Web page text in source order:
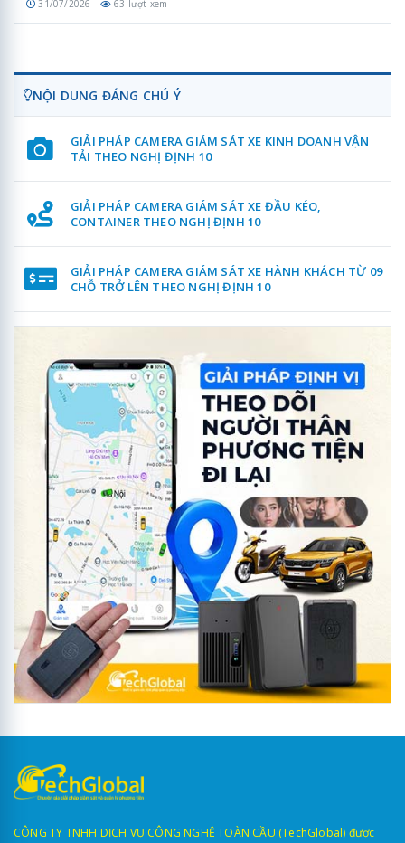
31/07/2026 63 lượt xem
NỘI DUNG ĐÁNG CHÚ Ý
GIẢI PHÁP CAMERA GIÁM SÁT XE KINH DOANH VẬN
TẢI THEO NGHỊ ĐỊNH 10
GIẢI PHÁP CAMERA GIÁM SÁT XE ĐẦU KÉO,
CONTAINER THEO NGHỊ ĐỊNH 10
GIẢI PHÁP CAMERA GIÁM SÁT XE HÀNH KHÁCH TỪ 09
CHỖ TRỞ LÊN THEO NGHỊ ĐỊNH 10
CÔNG TY TNHH DỊCH VỤ CÔNG NGHỆ TOÀN CẦU (TechGlobal) được